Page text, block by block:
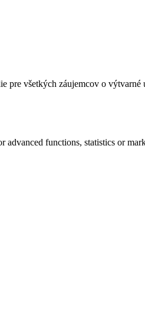
všetkých záujemcov o
advanced functions, statistics or